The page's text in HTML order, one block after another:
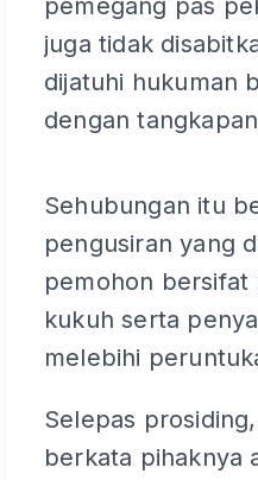
pemegang pas
juga tidak
dijatuhi hukuman
dengan
Sehubungan itu
pengusiran yang
pemohon
kukuh serta
melebihi
Selepas
berkata pihaknya